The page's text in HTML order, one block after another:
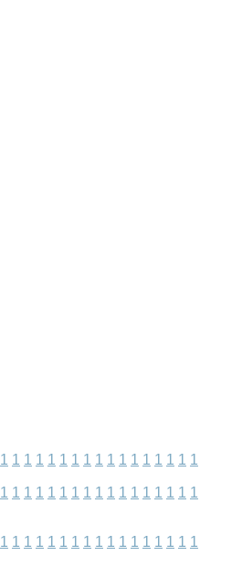
1 1 1 1 1 1 1 1 1 1 1 1 1 1 1 1 1
1 1 1 1 1 1 1 1 1 1 1 1 1 1 1 1 1
1 1 1 1 1 1 1 1 1 1 1 1 1 1 1 1 1